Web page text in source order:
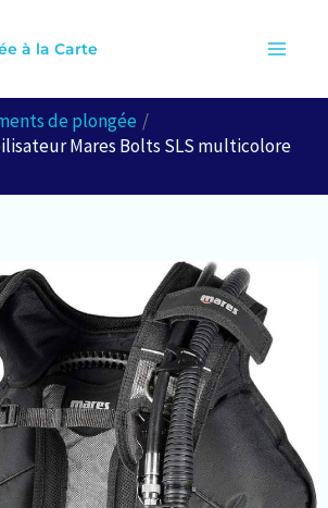
à la Carte
de plongée
Mares Bolts SLS multicolore